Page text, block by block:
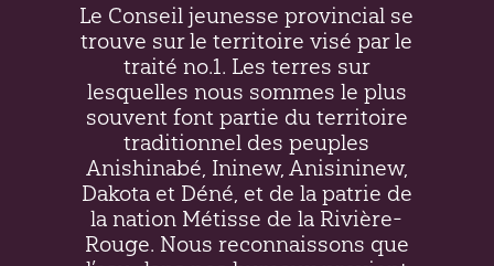
Le Conseil jeunesse provincial se
trouve sur le territoire visé par le
traité no.1. Les terres sur
lesquelles nous sommes le plus
souvent font partie du territoire
traditionnel des peuples
Anishinabé, Ininew, Anisininew,
Dakota et Déné, et de la patrie de
la nation Métisse de la Rivière-
Rouge. Nous reconnaissons que